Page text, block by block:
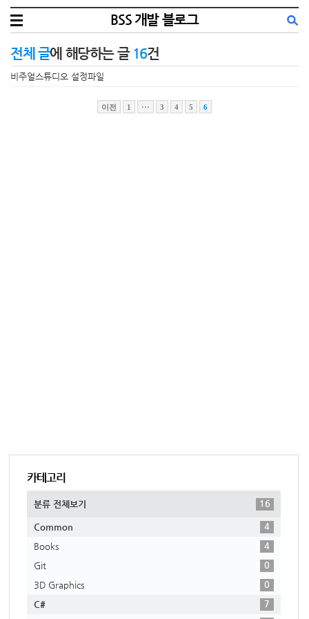
BSS 개발 블로그
전체 글에 해당하는 글 16건
비주얼스튜디오 설정파일
이전 1 ··· 3 4 5 6
카테고리
분류 전체보기 16
Common
4
Books
4
Git
0
3D Graphics
0
C#
7